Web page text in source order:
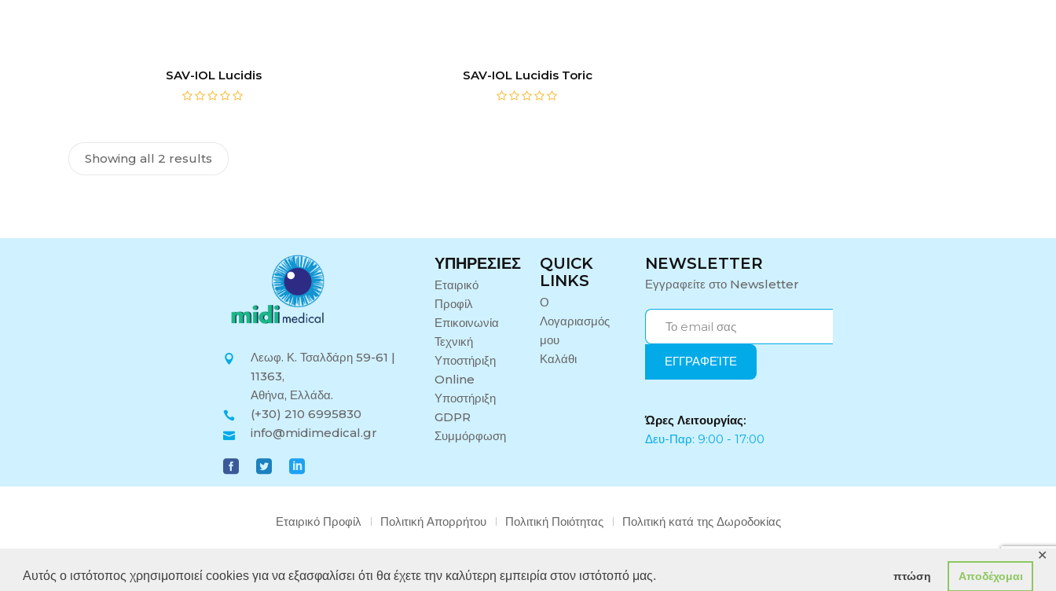
Αυτός ο ιστότοπος χρησιμοποιεί cookies για να εξασφαλίσει ότι θα έχετε την καλύτερη εμπειρία στον ιστότοπό μας. πτώση Αποδέχομαι
✕
SAV-IOL Lucidis SAV-IOL Lucidis Toric
Showing all 2 results
Λεωφ. Κ. Τσαλδάρη 59-61 |
11363,
Αθήνα, Ελλάδα.
(+30) 210 6995830
info@midimedical.gr
ΥΠΗΡΕΣΊΕΣ
Εταιρικό
Προφίλ
Επικοινωνία
Τεχνική
Υποστήριξη
Online
Υποστήριξη
GDPR
Συμμόρφωση
QUICK
LINKS
Ο
Λογαριασμός
μου
Καλάθι
NEWSLETTER
Εγγραφείτε στο Newsletter
Ώρες Λειτουργίας:
Δευ-Παρ: 9:00 - 17:00
Εταιρικό Προφίλ Πολιτική Απορρήτου Πολιτική Ποιότητας Πολιτική κατά της Δωροδοκίας